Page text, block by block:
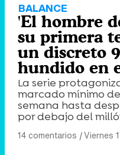
BALANCE
'El hombre
su primera
un discreto
hundido en
La serie
marcado mínimo
semana hasta
por debajo del
14 comentarios |Viernes